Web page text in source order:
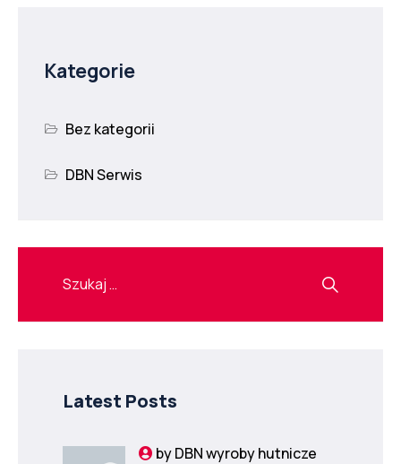
Kategorie
Bez kategorii
DBN Serwis
Latest Posts
byDBN wyroby hutnicze